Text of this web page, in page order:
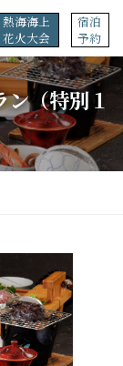
熱海海上
花火大会
宿泊
予約
（特別１